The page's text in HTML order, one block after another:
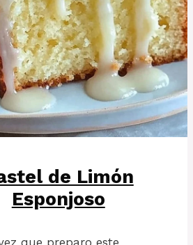
de Limón
Esponjoso